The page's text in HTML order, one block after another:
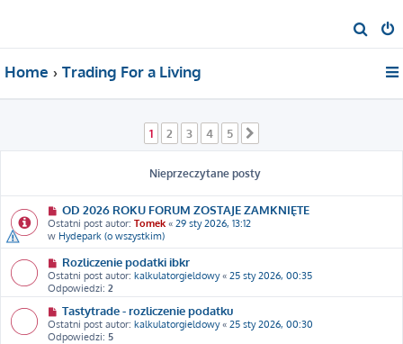
z
Home Trading For a Living
1 2 3 4 5
Nieprzeczytane posty
OD 2026 ROKU FORUM ZOSTAJE ZAMKNIĘTE
Ostatni post autor: Tomek « 29 sty 2026, 13:12
w Hydepark (o wszystkim)
Rozliczenie podatki ibkr
Ostatni post autor: kalkulatorgieldowy« 25 sty 2026, 00:35
Odpowiedzi: 2
Tastytrade - rozliczenie podatku
Ostatni post autor: kalkulatorgieldowy« 25 sty 2026, 00:30
Odpowiedzi: 5